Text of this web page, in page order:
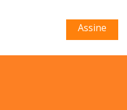
Assine